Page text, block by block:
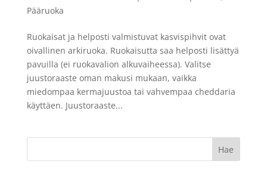
Pääruoka
Ruokaisat ja helposti valmistuvat kasvispihvit ovat
oivallinen arkiruoka. Ruokaisutta saa helposti lisättyä
pavuilla (ei ruokavalion alkuvaiheessa). Valitse
juustoraaste oman makusi mukaan, vaikka
miedompaa kermajuustoa tai vahvempaa cheddaria
käyttäen. Juustoraaste...